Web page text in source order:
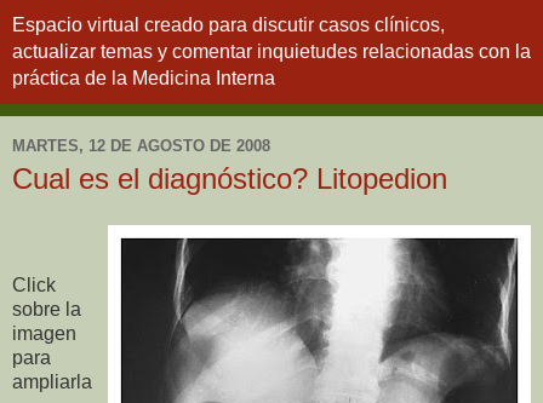
Espacio virtual creado para discutir casos clínicos,
actualizar temas y comentar inquietudes relacionadas con la
práctica de la Medicina Interna
MARTES, 12 DE AGOSTO DE 2008
Cual es el diagnóstico? Litopedion
Click
sobre la
imagen
para
ampliarla